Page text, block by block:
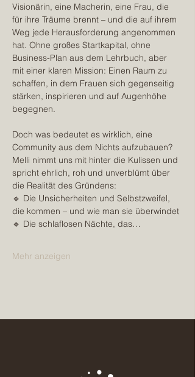
Visionärin, eine Macherin, eine Frau, die
für ihre Träume brennt – und die auf ihrem
Weg jede Herausforderung angenommen
hat. Ohne großes Startkapital, ohne
Business-Plan aus dem Lehrbuch, aber
mit einer klaren Mission: Einen Raum zu
schaffen, in dem Frauen sich gegenseitig
stärken, inspirieren und auf Augenhöhe
begegnen.
Doch was bedeutet es wirklich, eine
Community aus dem Nichts aufzubauen?
Melli nimmt uns mit hinter die Kulissen und
spricht ehrlich, roh und unverblümt über
die Realität des Gründens:
🔹 Die Unsicherheiten und Selbstzweifel,
die kommen – und wie man sie überwindet
🔹 Die schlaflosen Nächte, das…
Mehr anzeigen